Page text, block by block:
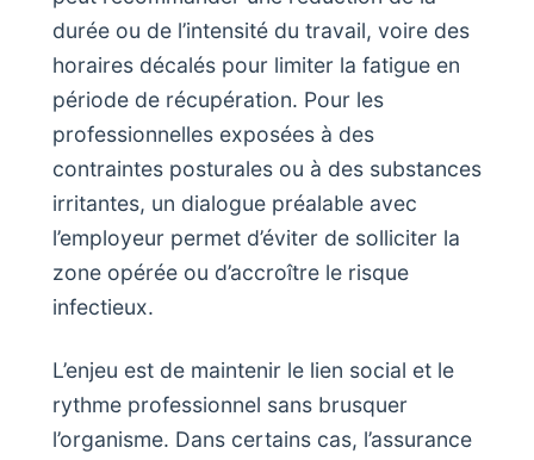
durée ou de l’intensité du travail, voire des
horaires décalés pour limiter la fatigue en
période de récupération. Pour les
professionnelles exposées à des
contraintes posturales ou à des substances
irritantes, un dialogue préalable avec
l’employeur permet d’éviter de solliciter la
zone opérée ou d’accroître le risque
infectieux.
L’enjeu est de maintenir le lien social et le
rythme professionnel sans brusquer
l’organisme. Dans certains cas, l’assurance